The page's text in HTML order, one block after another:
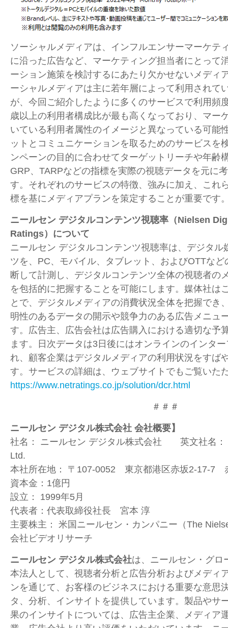
ソーシャルメディアは、インフルエンサーマーケテ
に沿った広告など、マーケティング担当者にとって
ーション施策を検討するにあたり欠かせないメディ
ーシャルメディアは主に若年層によって利用されて
が、今回ご紹介したように多くのサービスで利用頻
歳以上の利用者構成比が最も高くなっており、マー
いている利用者属性のイメージと異なっている可能
ットとコミュニケーションを取るためのサービスを
ンペーンの目的に合わせてターゲットリーチや年齢
GRP、 TARPなどの指標を実際の視聴データを元に
す。それぞれのサービスの特徴、強みに加え、これ
標を基にメディアプランを策定することが重要です
ニールセン デジタルコンテンツ視聴率（Nielsen
Ratings）について
ニールセン デジタルコンテンツ視聴率は、デジタル
ツを、 PC、モバイル、タブレット、およびOTTなど
断して計測し、デジタルコンテンツ全体の視聴者の
を包括的に把握することを可能にします。媒体社は
とで、デジタルメディアの消費状況全体を把握でき
明性のあるデータの開示や競争力のある広告メニュ
す。広告主、広告会社は広告購入における適切な予
ます。日次データは3日後にはオンラインのインタ
れ、顧客企業はデジタルメディアの利用状況をすば
す。サービスの詳細は、ウェブサイトでもご覧いた
https://www.netratings.co.jp/solution/dcr.html
＃＃＃
ニールセン デジタル株式会社 会社概要】
社名：
ニールセン デジタル株式会社 英文社名
Ltd.
本社所在地：
〒 107-0052 東京都港区赤坂2-17-7
資本金： 1億円
設立：
1999年5月
代表者：代表取締役社長 宮本 淳
主要株主：
米国ニールセン・カンパニー（The
会社ビデオリサーチ
ニールセン デジタル株式会社は、ニールセン・グロ
本法人として、視聴者分析と広告分析およびメディ
ンを通じて、お客様のビジネスにおける重要な意思
タ、分析、インサイトを提供しています。製品やサ
果のインサイトについては、広告主企業、メディア